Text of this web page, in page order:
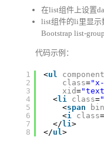
在list组件上设置
list组件的li里显示
Bootstrap list-
代码示例：
1
2
3
4
5
6
7
8
<ul component
class=
xid=
<li class=
<span
<i class=
</li >
</ul >